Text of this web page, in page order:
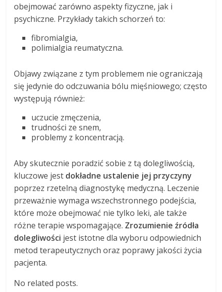
obejmować zarówno aspekty fizyczne, jak i
psychiczne. Przykłady takich schorzeń to:
fibromialgia,
polimialgia reumatyczna.
Objawy związane z tym problemem nie ograniczają
się jedynie do odczuwania bólu mięśniowego; często
występują również:
uczucie zmęczenia,
trudności ze snem,
problemy z koncentracją.
Aby skutecznie poradzić sobie z tą dolegliwością,
kluczowe jest dokładne ustalenie jej przyczyny
poprzez rzetelną diagnostykę medyczną. Leczenie
przeważnie wymaga wszechstronnego podejścia,
które może obejmować nie tylko leki, ale także
różne terapie wspomagające. Zrozumienie źródła
dolegliwości jest istotne dla wyboru odpowiednich
metod terapeutycznych oraz poprawy jakości życia
pacjenta.
No related posts.